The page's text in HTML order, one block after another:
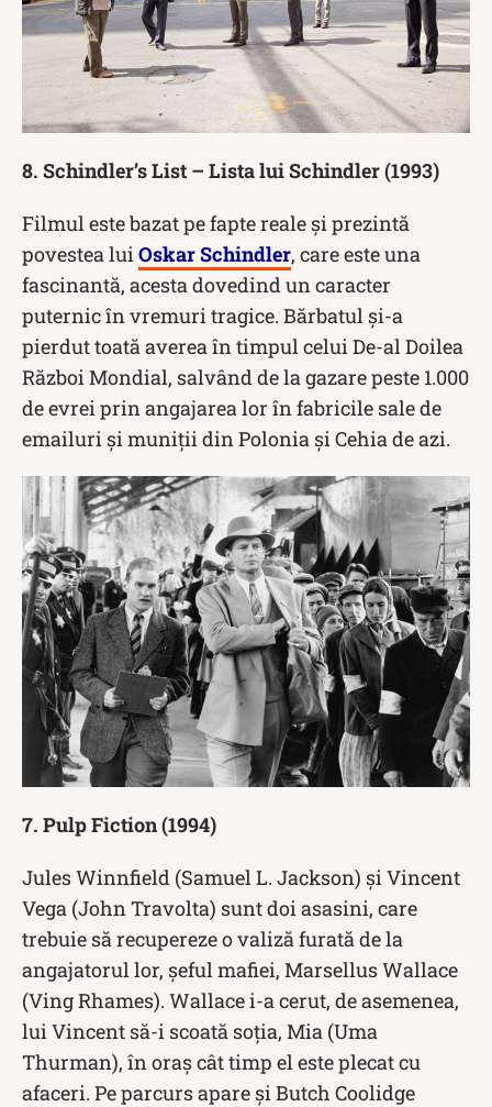
8. Schindler’s List – Lista lui Schindler (1993)
Filmul este bazat pe fapte reale și prezintă
povestea lui Oskar Schindler, care este una
fascinantă, acesta dovedind un caracter
puternic în vremuri tragice. Bărbatul și-a
pierdut toată averea în timpul celui De-al Doilea
Război Mondial, salvând de la gazare peste 1.000
de evrei prin angajarea lor în fabricile sale de
emailuri și muniții din Polonia și Cehia de azi.
7. Pulp Fiction (1994)
Jules Winnfield (Samuel L. Jackson) și Vincent
Vega (John Travolta) sunt doi asasini, care
trebuie să recupereze o valiză furată de la
angajatorul lor, șeful mafiei, Marsellus Wallace
(Ving Rhames). Wallace i-a cerut, de asemenea,
lui Vincent să-i scoată soția, Mia (Uma
Thurman), în oraș cât timp el este plecat cu
afaceri. Pe parcurs apare și Butch Coolidge